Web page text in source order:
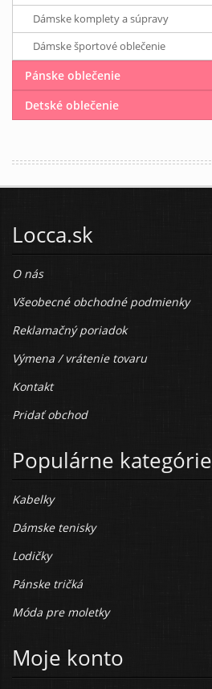
Dámske komplety a súpravy
Dámske športové oblečenie
Pánske oblečenie
Detské oblečenie
Locca.sk
O nás
Všeobecné obchodné podmienky
Reklamačný poriadok
Výmena / vrátenie tovaru
Kontakt
Pridať obchod
Populárne kategórie
Kabelky
Dámske tenisky
Lodičky
Pánske tričká
Móda pre moletky
Moje konto